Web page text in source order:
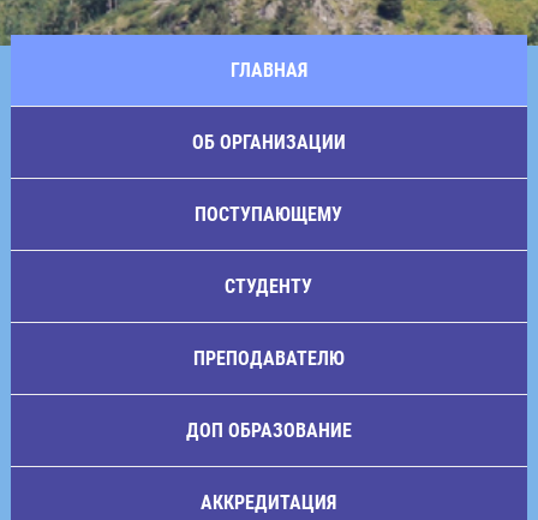
ГЛАВНАЯ
ОБ ОРГАНИЗАЦИИ
ПОСТУПАЮЩЕМУ
СТУДЕНТУ
ПРЕПОДАВАТЕЛЮ
ДОП ОБРАЗОВАНИЕ
АККРЕДИТАЦИЯ